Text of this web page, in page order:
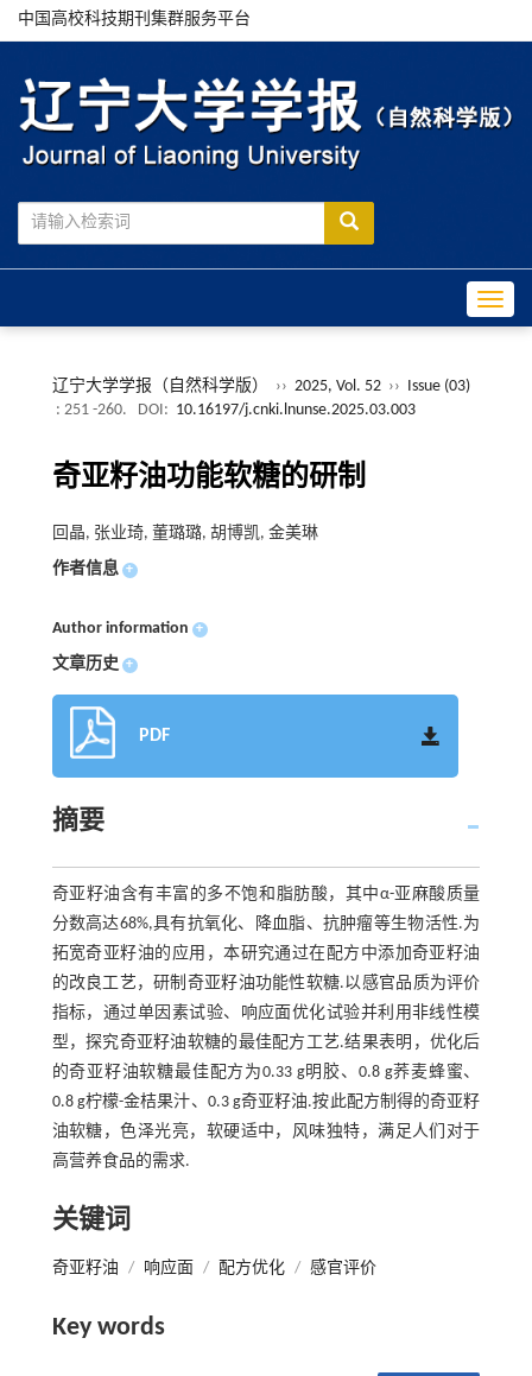
中国高校科技期刊集群服务平台
辽宁大学学报（自然科学版） ›› 2025, Vol. 52 ›› Issue (03)
: 251 -260.
DOI: 10.16197/j.cnki.lnunse.2025.03.003
奇亚籽油功能软糖的研制
回晶, 张业琦, 董璐璐, 胡博凯, 金美琳
作者信息 +
Author information +
文章历史 +
PDF
摘要
奇亚籽油含有丰富的多不饱和脂肪酸，其中α-亚麻酸质量
分数高达68%,具有抗氧化、降血脂、抗肿瘤等生物活性.为
拓宽奇亚籽油的应用，本研究通过在配方中添加奇亚籽油
的改良工艺，研制奇亚籽油功能性软糖.以感官品质为评价
指标，通过单因素试验、响应面优化试验并利用非线性模
型，探究奇亚籽油软糖的最佳配方工艺.结果表明，优化后
的奇亚籽油软糖最佳配方为0.33 g明胶、0.8 g荞麦蜂蜜、
0.8 g柠檬-金桔果汁、0.3 g奇亚籽油.按此配方制得的奇亚籽
油软糖，色泽光亮，软硬适中，风味独特，满足人们对于
高营养食品的需求.
关键词
奇亚籽油 / 响应面 / 配方优化 / 感官评价
Key words